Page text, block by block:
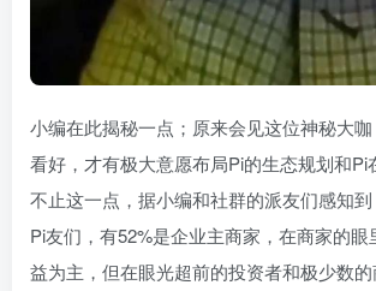
小编在此揭秘一点；原来会见这位神秘大
看好，才有极大意愿布局Pi的生态规划和Pi
不止这一点，据小编和社群的派友们感知
Pi友们，有52%是企业主商家，在商家的眼
益为主，但在眼光超前的投资者和极少数